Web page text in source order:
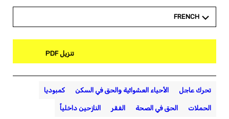
FRENCH
تنزيل PDF
تحرك عاجل الأحياء العشوائية والحق في السكن كمبوديا
الحملات الحق في الصحة الفقر النازحين داخلياً